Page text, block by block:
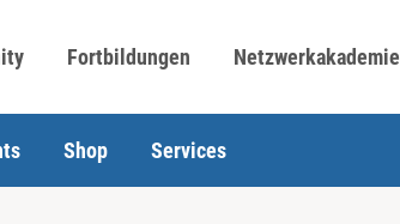
Fortbildungen Netzwerkakademie
Shop Services